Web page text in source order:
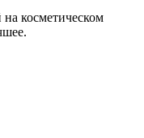
косметическом